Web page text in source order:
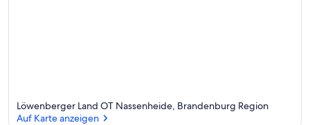
Löwenberger Land OT Nassenheide, Brandenburg Region
Auf Karte anzeigen